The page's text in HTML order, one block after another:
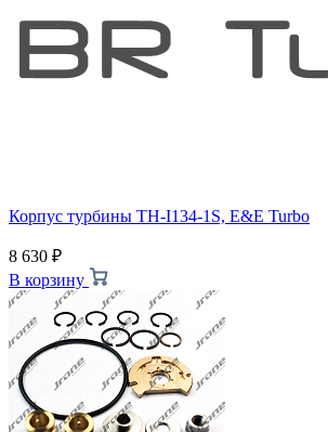
Корпус турбины TH-I134-1S, E&E Turbo
8 630 ₽
В корзину